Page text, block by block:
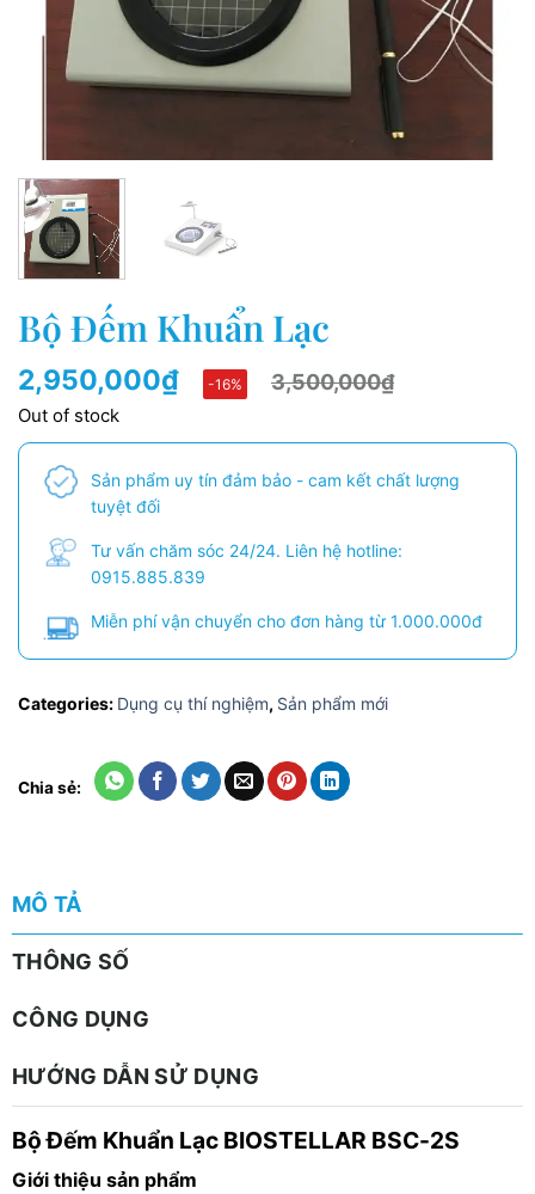
Bộ Đếm Khuẩn Lạc
2,950,000₫ -16% 3,500,000₫
Out of stock
Sản phẩm uy tín đảm bảo - cam kết chất lượng
tuyệt đối
Tư vấn chăm sóc 24/24. Liên hệ hotline:
0915.885.839
Miễn phí vận chuyển cho đơn hàng từ 1.000.000đ
Categories: Dụng cụ thí nghiệm, Sản phẩm mới
Chia sẻ:
MÔ TẢ
THÔNG SỐ
CÔNG DỤNG
HƯỚNG DẪN SỬ DỤNG
Bộ Đếm Khuẩn Lạc BIOSTELLAR BSC-2S
Giới thiệu sản phẩm